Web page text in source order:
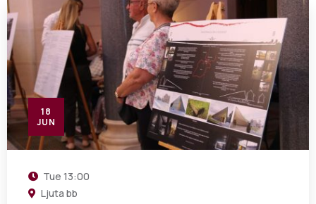
18
JUN
Tue 13:00
Ljuta bb